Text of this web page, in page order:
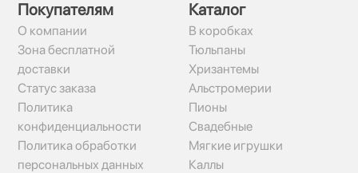
Покупателям
О компании
Зона бесплатной
доставки
Статус заказа
Политика
конфиденциальности
Политика обработки
персональных данных
Каталог
В коробках
Тюльпаны
Хризантемы
Альстромерии
Пионы
Свадебные
Мягкие игрушки
Каллы